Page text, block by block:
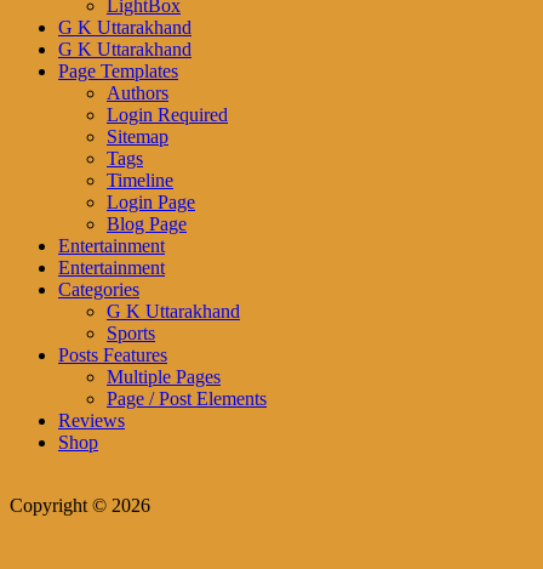
LightBox
G K Uttarakhand
G K Uttarakhand
Page Templates
Authors
Login Required
Sitemap
Tags
Timeline
Login Page
Blog Page
Entertainment
Entertainment
Categories
G K Uttarakhand
Sports
Posts Features
Multiple Pages
Page / Post Elements
Reviews
Shop
Copyright © 2026